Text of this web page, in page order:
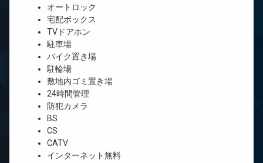
オートロック
宅配ボックス
TVドアホン
駐車場
バイク置き場
駐輪場
敷地内ゴミ置き場
24時間管理
防犯カメラ
BS
CS
CATV
インターネット無料